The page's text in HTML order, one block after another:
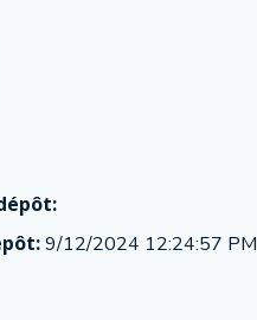
9/12/2024 12:24:57 PM